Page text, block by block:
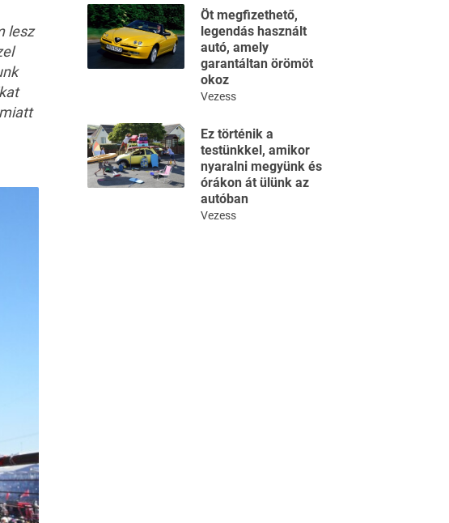
lesz
Öt megfizethető,
legendás használt
autó, amely
garantáltan örömöt
okoz
Vezess
Ez történik a
testünkkel, amikor
nyaralni megyünk és
órákon át ülünk az
autóban
Vezess